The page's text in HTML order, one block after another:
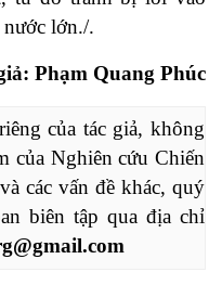
lớn./.
Phạm Quang Phúc
của tác giả, không
của Nghiên cứu Chiến
các vấn đề khác, quý
biên tập qua địa chỉ